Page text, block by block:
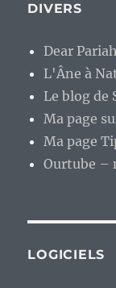
DIVERS
Dear Pariah
L'Âne à
Le blog de
Ma page
Ma page
Ourtube –
LOGICIELS